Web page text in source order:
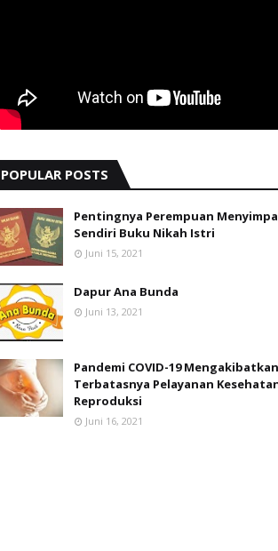
POPULAR POSTS
Pentingnya Perempuan
Sendiri Buku Nikah Istri
Juni 15, 2021
Dapur Ana Bunda
Juni 13, 2021
Pandemi COVID-19 Mengakibatkan
Terbatasnya Pelayanan
Reproduksi
Juni 16, 2021